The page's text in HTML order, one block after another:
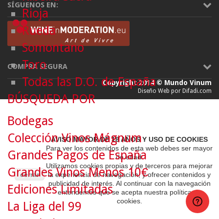
SÍGUENOS EN:
COMPRA SEGURA
cerrar
AVISO MAYOR DE 18 AÑOS Y USO DE COOKIES
Para ver los contenidos de esta web debes ser mayor
de edad.
Utilizamos cookies propias y de terceros para mejorar
la experiencia de navegación, y ofrecer contenidos y
publicidad de interés. Al continuar con la navegación
entendemos que se acepta nuestra política de
cookies.
Rioja
Rueda
Somontano
Toro
Todas las D.O. de España
BÚSQUEDA POR
Bodegas
Colección Vinos Mágnum
Grandes Pagos de España
Grandes Vinos Menos 10€
Ediciones Limitadas
La Liga del 99
Copyright 2014 © Mundo Vinum
Diseño Web por Difadi.com